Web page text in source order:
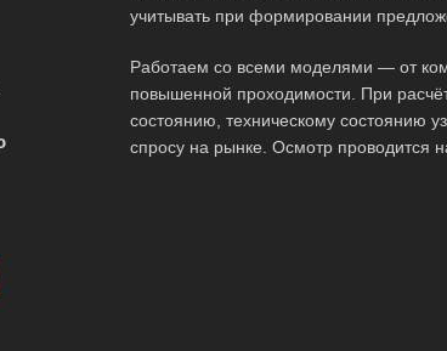
учитывать при формировании
Работаем со всеми моделями — от
повышенной проходимости. При
состоянию, техническому состоянию
спросу на рынке. Осмотр проводится